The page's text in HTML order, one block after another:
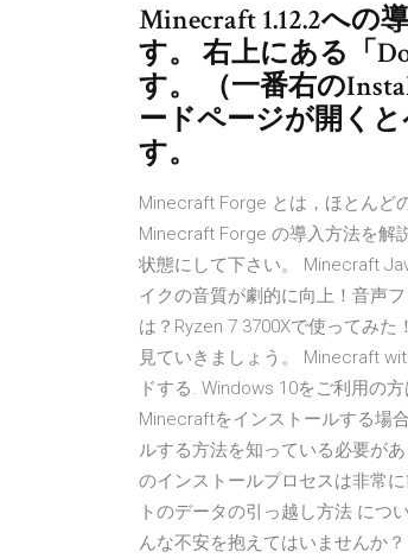
Minecraft 1.12.2への
す。 右上にある「
す。 （一番右の
ードページが開く
す。
Minecraft Forge とは，ほとんど
Minecraft Forge の導入方法を解
状態にして下さい。 Minecraft
イクの音質が劇的に向上！音声
は？Ryzen 7 3700Xで使ってみ
見ていきましょう。 Minecraft
ドする. Windows 10をご利用の
Minecraftをインストールする場
ルする方法を知っている必要が
のインストールプロセスは非常
トのデータの引っ越し方法 につ
んな不安を抱えてはいませんか